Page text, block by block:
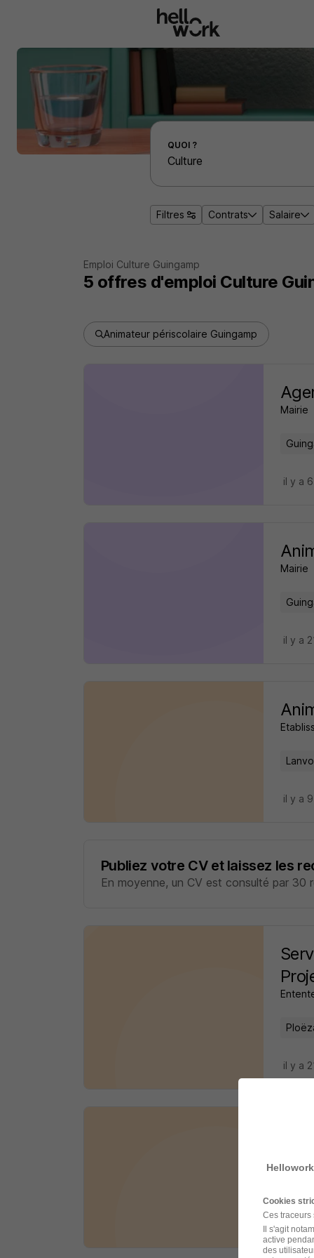
Effectuer une recherche d'emploi par localité
QUOI ?
Filtres Contrats Salaire
Emploi Culture Guingamp
5 offres d'emploi Culture
Animateur périscolaire Guingamp
Mairie
il y a
Mairie
il y a
il y a
Publiez votre CV et laissez les
En moyenne, un CV est consulté par 30
il y a
il y a
Cookies
Ces traceurs
Il s'agit
active
des